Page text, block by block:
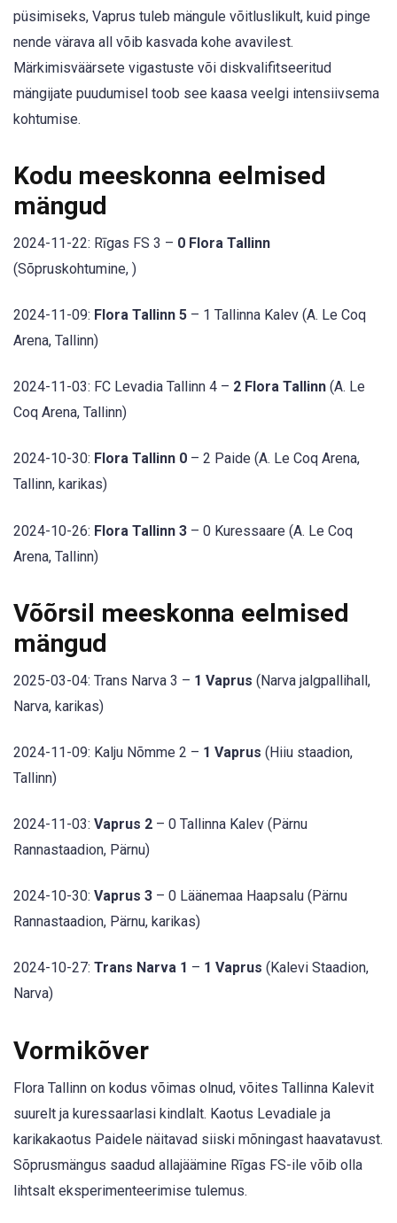
püsimiseks, Vaprus tuleb mängule võitluslikult, kuid pinge
nende värava all võib kasvada kohe avavilest.
Märkimisväärsete vigastuste või diskvalifitseeritud
mängijate puudumisel toob see kaasa veelgi intensiivsema
kohtumise.
Kodu meeskonna eelmised
mängud
2024-11-22: Rīgas FS 3 – 0 Flora Tallinn
(Sõpruskohtumine, )
2024-11-09: Flora Tallinn 5 – 1 Tallinna Kalev (A. Le Coq
Arena, Tallinn)
2024-11-03: FC Levadia Tallinn 4 – 2 Flora Tallinn (A. Le
Coq Arena, Tallinn)
2024-10-30: Flora Tallinn 0 – 2 Paide (A. Le Coq Arena,
Tallinn, karikas)
2024-10-26: Flora Tallinn 3 – 0 Kuressaare (A. Le Coq
Arena, Tallinn)
Võõrsil meeskonna eelmised
mängud
2025-03-04: Trans Narva 3 – 1 Vaprus (Narva jalgpallihall,
Narva, karikas)
2024-11-09: Kalju Nõmme 2 – 1 Vaprus (Hiiu staadion,
Tallinn)
2024-11-03: Vaprus 2 – 0 Tallinna Kalev (Pärnu
Rannastaadion, Pärnu)
2024-10-30: Vaprus 3 – 0 Läänemaa Haapsalu (Pärnu
Rannastaadion, Pärnu, karikas)
2024-10-27: Trans Narva 1 – 1 Vaprus (Kalevi Staadion,
Narva)
Vormikõver
Flora Tallinn on kodus võimas olnud, võites Tallinna Kalevit
suurelt ja kuressaarlasi kindlalt. Kaotus Levadiale ja
karikakaotus Paidele näitavad siiski mõningast haavatavust.
Sõprusmängus saadud allajäämine Rīgas FS-ile võib olla
lihtsalt eksperimenteerimise tulemus.